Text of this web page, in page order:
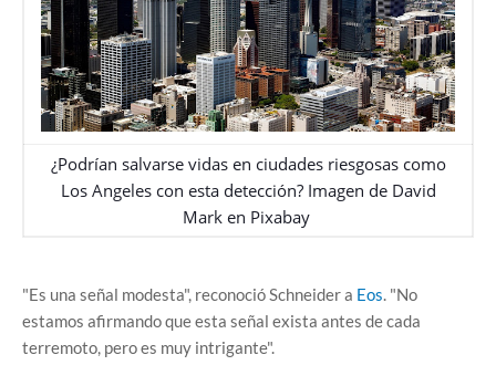
¿Podrían salvarse vidas en ciudades riesgosas como
Los Angeles con esta detección? Imagen de David
Marken Pixabay
"Es una señal modesta", reconoció Schneider a Eos. "No
estamos afirmando que esta señal exista antes de cada
terremoto, pero es muy intrigante".